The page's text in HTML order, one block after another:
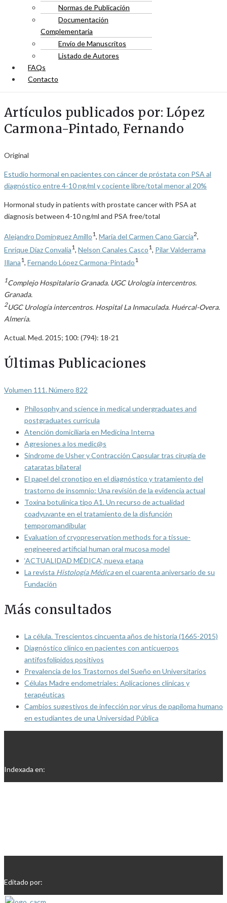
Normas de Publicación
Documentación
Complementaria
Envío de Manuscritos
Listado de Autores
FAQs
Contacto
Artículos publicados por: López
Carmona-Pintado, Fernando
Original
Estudio hormonal en pacientes con cáncer de próstata con PSA al
diagnóstico entre 4-10 ng/ml y cociente libre/total menor al 20%
Hormonal study in patients with prostate cancer with PSA at
diagnosis between 4-10 ng/ml and PSA free/total
Alejandro Domínguez Amillo1, María del Carmen Cano García2,
Enrique Díaz Convalía1 Nelson Canales Casco1
Pilar Valderrama
Illana1, Fernando López Carmona-Pintado1
1Complejo Hospitalario Granada. UGC Urología intercentros.
Granada.
2UGC Urología intercentros. Hospital La Inmaculada. Huércal-Overa.
Almería.
Actual. Med. 2015; 100: (794): 18-21
Últimas Publicaciones
Volumen 111. Número 822
Philosophy and science in medical undergraduates and
postgraduates curricula
Atención domiciliaria en Medicina Interna
Agresiones a los medic@s
Síndrome de Usher y Contracción Capsular tras cirugía de
cataratas bilateral
El papel del cronotipo en el diagnóstico y tratamiento del
trastorno de insomnio: Una revisión de la evidencia actual
Toxina botulínica tipo A1. Un recurso de actualidad
coadyuvante en el tratamiento de la disfunción
temporomandibular
Evaluation of cryopreservation methods for a tissue-
engineered artificial human oral mucosa model
‘ACTUALIDAD MÉDICA’, nueva etapa
La revista Histología Médicaen el cuarenta aniversario de su
Fundación
Más consultados
La célula. Trescientos cincuenta años de historia (1665-2015)
Diagnóstico clínico en pacientes con anticuerpos
antifosfolípidos positivos
Prevalencia de los Trastornos del Sueño en Universitarios
Células Madre endometriales: Aplicaciones clínicas y
terapéuticas
Cambios sugestivos de infección por virus de papiloma humano
en estudiantes de una Universidad Pública
Indexada en:
Editado por: